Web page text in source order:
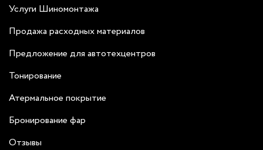
Услуги Шиномонтажа
Продажа расходных материалов
Предложение для автотехцентров
Тонирование
Атермальное покрытие
Бронирование фар
Отзывы